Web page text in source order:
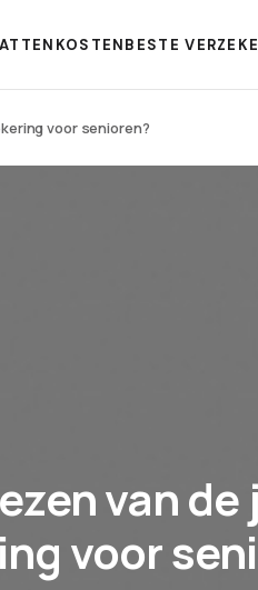
KOSTENBESTE
voor senioren?
van
voor